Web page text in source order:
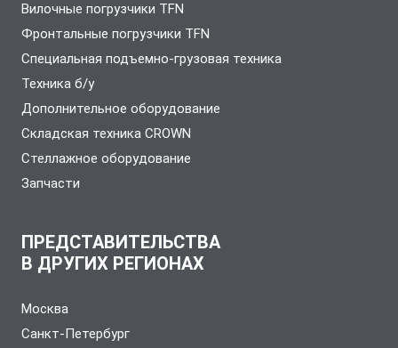
Вилочные погрузчики TFN
Фронтальные погрузчики TFN
Специальная подъемно-грузовая техника
Техника б/у
Дополнительное оборудование
Складская техника CROWN
Стеллажное оборудование
Запчасти
ПРЕДСТАВИТЕЛЬСТВА
В ДРУГИХ РЕГИОНАХ
Москва
Санкт-Петербург